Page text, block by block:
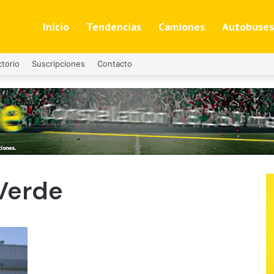
Inicio Tendencias Camiones Autobuses
Suscripciones Contacto